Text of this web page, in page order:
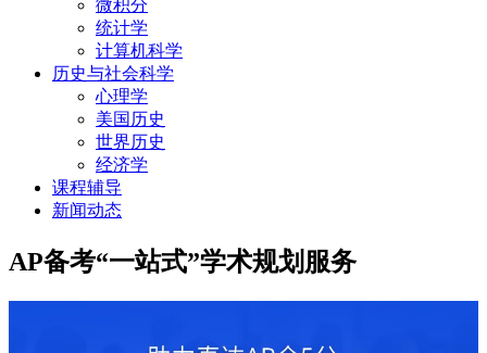
微积分
统计学
计算机科学
历史与社会科学
心理学
美国历史
世界历史
经济学
课程辅导
新闻动态
AP备考“一站式”学术规划服务